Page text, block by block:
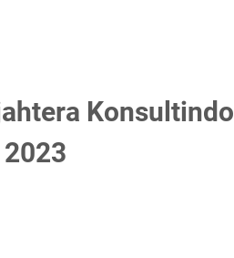
Konsultindo